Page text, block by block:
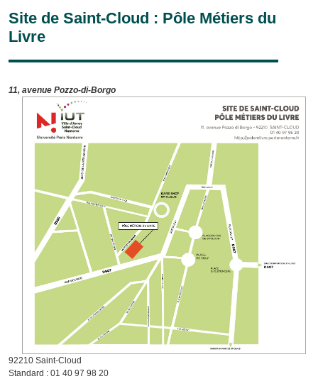
Site de Saint-Cloud : Pôle Métiers du
Livre
11, avenue Pozzo-di-Borgo
92210 Saint-Cloud
Standard : 01 40 97 98 20